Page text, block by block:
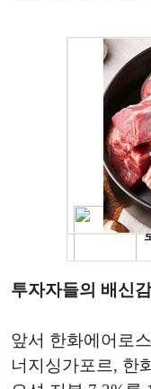
투자자들의 배신
앞서 한화에어로
너지싱가포르, 한